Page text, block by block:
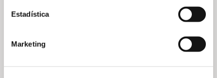
Estadística
Marketing
Arabella Golf Mallorca